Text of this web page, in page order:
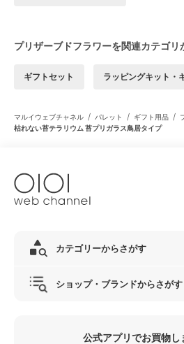
プリザーブドフラワーを関連カテゴリ
ギフトセット ラッピングキット・
マルイウェブチャネル / パレット / ギフト用品 /
枯れない苔テラリウム 苔プリガラス鳥居タイプ
カテゴリーからさがす
ショップ・ブランドからさがす
公式アプリでお買物し